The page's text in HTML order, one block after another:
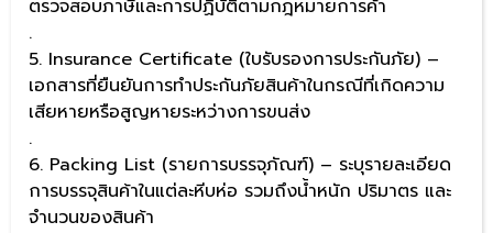
ตรวจสอบภาษีและการปฏิบัติตามกฎหมายการค้า
.
5. Insurance Certificate (ใบรับรองการประกันภัย) –
เอกสารที่ยืนยันการทำประกันภัยสินค้าในกรณีที่เกิดความ
เสียหายหรือสูญหายระหว่างการขนส่ง
.
6. Packing List (รายการบรรจุภัณฑ์) – ระบุรายละเอียด
การบรรจุสินค้าในแต่ละหีบห่อ รวมถึงน้ำหนัก ปริมาตร และ
จำนวนของสินค้า